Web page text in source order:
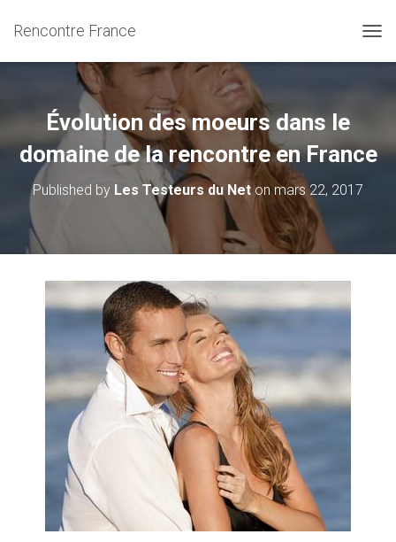
Rencontre France
Évolution des moeurs dans le
domaine de la rencontre en France
Published by Les Testeurs du Neton mars 22, 2017